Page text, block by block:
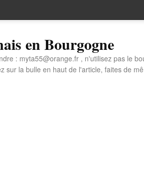
en Bourgogne
: myta55@orange.fr , n'utilisez pas le
sur la bulle en haut de l'article, faites de